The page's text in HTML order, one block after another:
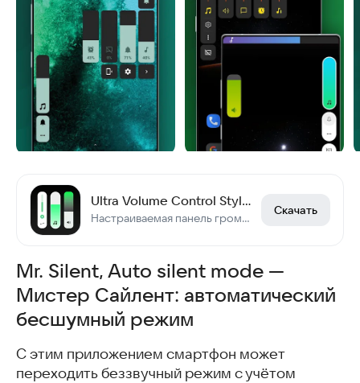
Настраиваемая панель громкости с темами
Скачать
Mr. Silent, Auto silent mode —
Мистер Сайлент: автоматический
бесшумный режим
С этим приложением смартфон может
переходить беззвучный режим с учётом